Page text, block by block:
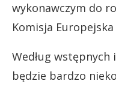
wykonawczym do
Komisja
Według
będzie bardzo